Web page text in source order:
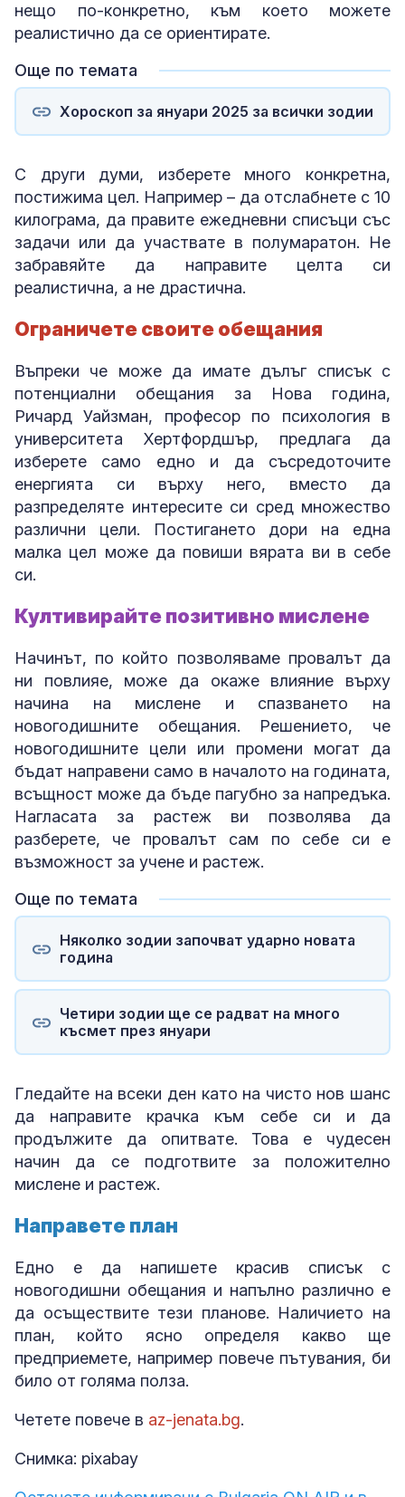
нещо по-конкретно, към което можете
реалистично да се ориентирате.
Още по темата
Хороскоп за януари 2025 за всички зодии
С други думи, изберете много конкретна,
постижима цел. Например – да отслабнете с 10
килограма, да правите ежедневни списъци със
задачи или да участвате в полумаратон. Не
забравяйте да направите целта си
реалистична, а не драстична.
Ограничете своите обещания
Въпреки че може да имате дълъг списък с
потенциални обещания за Нова година,
Ричард Уайзман, професор по психология в
университета Хертфордшър, предлага да
изберете само едно и да съсредоточите
енергията си върху него, вместо да
разпределяте интересите си сред множество
различни цели. Постигането дори на една
малка цел може да повиши вярата ви в себе
си.
Култивирайте позитивно мислене
Начинът, по който позволяваме провалът да
ни повлияе, може да окаже влияние върху
начина на мислене и спазването на
новогодишните обещания. Решението, че
новогодишните цели или промени могат да
бъдат направени само в началото на годината,
всъщност може да бъде пагубно за напредъка.
Нагласата за растеж ви позволява да
разберете, че провалът сам по себе си е
възможност за учене и растеж.
Още по темата
Няколко зодии започват ударно новата
година
Четири зодии ще се радват на много
късмет през януари
Гледайте на всеки ден като на чисто нов шанс
да направите крачка към себе си и да
продължите да опитвате. Това е чудесен
начин да се подготвите за положително
мислене и растеж.
Направете план
Едно е да напишете красив списък с
новогодишни обещания и напълно различно е
да осъществите тези планове. Наличието на
план, който ясно определя какво ще
предприемете, например повече пътувания, би
било от голяма полза.
Четете повече в az-jenata.bg.
Снимка: pixabay